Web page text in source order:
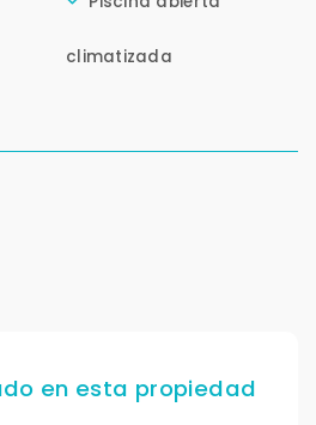
climatizada
en esta propiedad
podemos responderte mejor y